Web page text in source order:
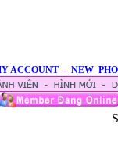
ACCOUNT - NEW